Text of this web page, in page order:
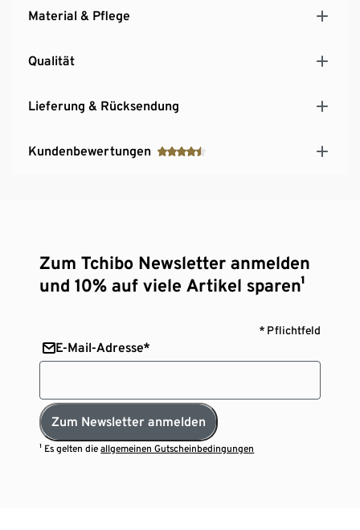
Material & Pflege
Qualität
Lieferung & Rücksendung
Kundenbewertungen
Zum Tchibo Newsletter anmelden
und 10% auf viele Artikel sparen¹
* Pflichtfeld
E-Mail-Adresse*
Zum Newsletter anmelden
¹ Es gelten dieallgemeinen Gutscheinbedingungen